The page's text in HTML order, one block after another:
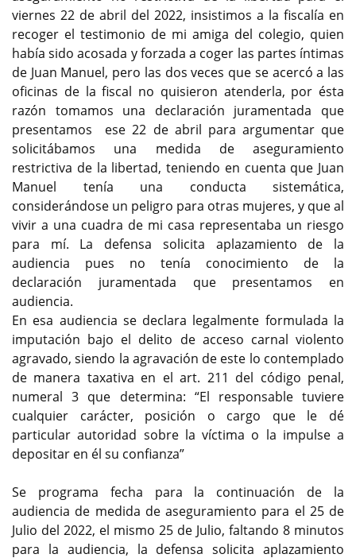
viernes 22 de abril del 2022, insistimos a la fiscalía en
recoger el testimonio de mi amiga del colegio, quien
había sido acosada y forzada a coger las partes íntimas
de Juan Manuel, pero las dos veces que se acercó a las
oficinas de la fiscal no quisieron atenderla, por ésta
razón tomamos una declaración juramentada que
presentamos ese 22 de abril para argumentar que
solicitábamos una medida de aseguramiento
restrictiva de la libertad, teniendo en cuenta que Juan
Manuel tenía una conducta sistemática,
considerándose un peligro para otras mujeres, y que al
vivir a una cuadra de mi casa representaba un riesgo
para mí. La defensa solicita aplazamiento de la
audiencia pues no tenía conocimiento de la
declaración juramentada que presentamos en
audiencia.
En esa audiencia se declara legalmente formulada la
imputación bajo el delito de acceso carnal violento
agravado, siendo la agravación de este lo contemplado
de manera taxativa en el art. 211 del código penal,
numeral 3 que determina: “El responsable tuviere
cualquier carácter, posición o cargo que le dé
particular autoridad sobre la víctima o la impulse a
depositar en él su confianza”
Se programa fecha para la continuación de la
audiencia de medida de aseguramiento para el 25 de
Julio del 2022, el mismo 25 de Julio, faltando 8 minutos
para la audiencia, la defensa solicita aplazamiento